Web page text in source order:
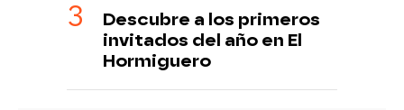
Descubre a los primeros
invitados del año en El
Hormiguero